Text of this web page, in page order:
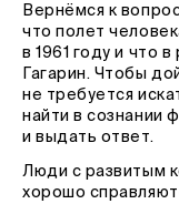
Вернёмся к
что полет
в 1961 году и что
Гагарин. Чтобы
не требуется
найти в сознании
и выдать ответ.
Люди с развитым
хорошо